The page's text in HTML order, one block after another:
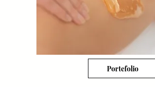
Portefolio